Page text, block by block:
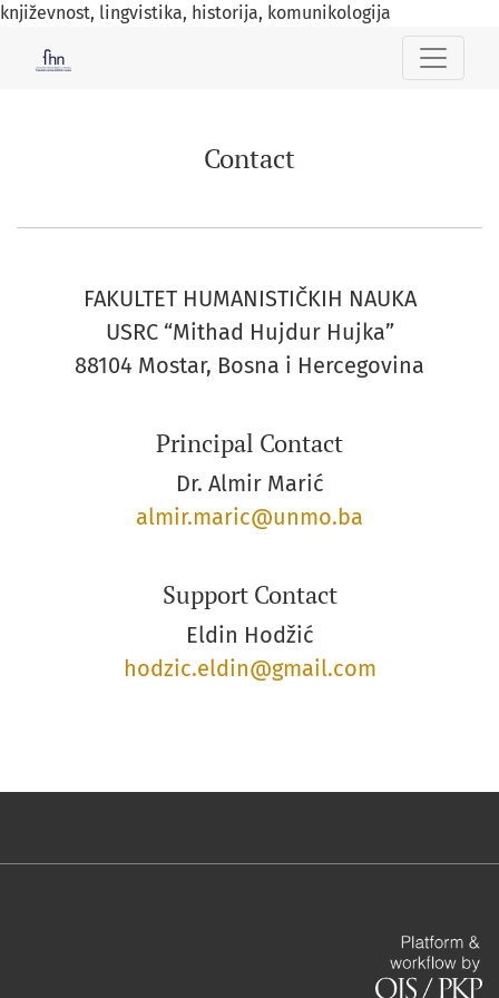
književnost, lingvistika, historija, komunikologija
Contact
FAKULTET HUMANISTIČKIH NAUKA
USRC “Mithad Hujdur Hujka”
88104 Mostar, Bosna i Hercegovina
Principal Contact
Dr. Almir Marić
almir.maric@unmo.ba
Support Contact
Eldin Hodžić
hodzic.eldin@gmail.com